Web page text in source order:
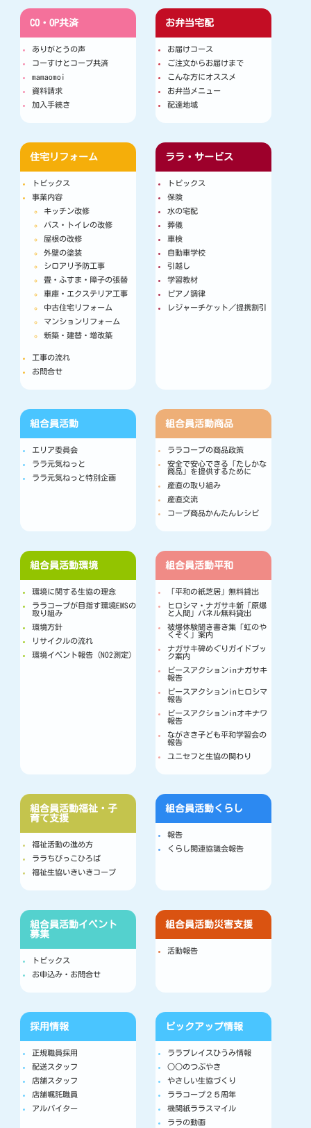
CO・OP共済
ありがとうの声
コーすけとコープ共済
mamaomoi
資料請求
加入手続き
お弁当宅配
お届けコース
ご注文からお届けまで
こんな方にオススメ
お弁当メニュー
配達地域
住宅リフォーム
トピックス
事業内容
キッチン改修
バス・トイレの改修
屋根の改修
外壁の塗装
シロアリ予防工事
畳・ふすま・障子の張替
車庫・エクステリア工事
中古住宅リフォーム
マンションリフォーム
新築・建替・増改築
工事の流れ
お問合せ
ララ・サービス
トピックス
保険
水の宅配
葬儀
車検
自動車学校
引越し
学習教材
ピアノ調律
レジャーチケット／提携割引
組合員活動
エリア委員会
ララ元気ねっと
ララ元気ねっと特別企画
組合員活動商品
ララコープの商品政策
安全で安心できる「たしかな
商品」を提供するために
産直の取り組み
産直交流
コープ商品かんたんレシピ
組合員活動環境
環境に関する生協の理念
ララコープが目指す環境EMSの
取り組み
環境方針
リサイクルの流れ
環境イベント報告（NO2測定）
組合員活動平和
「平和の紙芝居」無料貸出
ヒロシマ・ナガサキ新「原爆
と人間」パネル無料貸出
被爆体験聞き書き集「虹のや
くそく」案内
ナガサキ碑めぐりガイドブッ
ク案内
ピースアクションinナガサキ
報告
ピースアクションinヒロシマ
報告
ピースアクションinオキナワ
報告
ながさき子ども平和学習会の
報告
ユニセフと生協の関わり
組合員活動福祉・子
育て支援
福祉活動の進め方
ララちびっこひろば
福祉生協いきいきコープ
組合員活動くらし
報告
くらし関連協議会報告
組合員活動イベント
募集
トピックス
お申込み・お問合せ
組合員活動災害支援
活動報告
採用情報
正規職員採用
配送スタッフ
店舗スタッフ
店舗嘱託職員
アルバイター
ピックアップ情報
ララプレイスひうみ情報
○○のつぶやき
やさしい生協づくり
ララコープ２５周年
機関紙ララスマイル
ララの動画